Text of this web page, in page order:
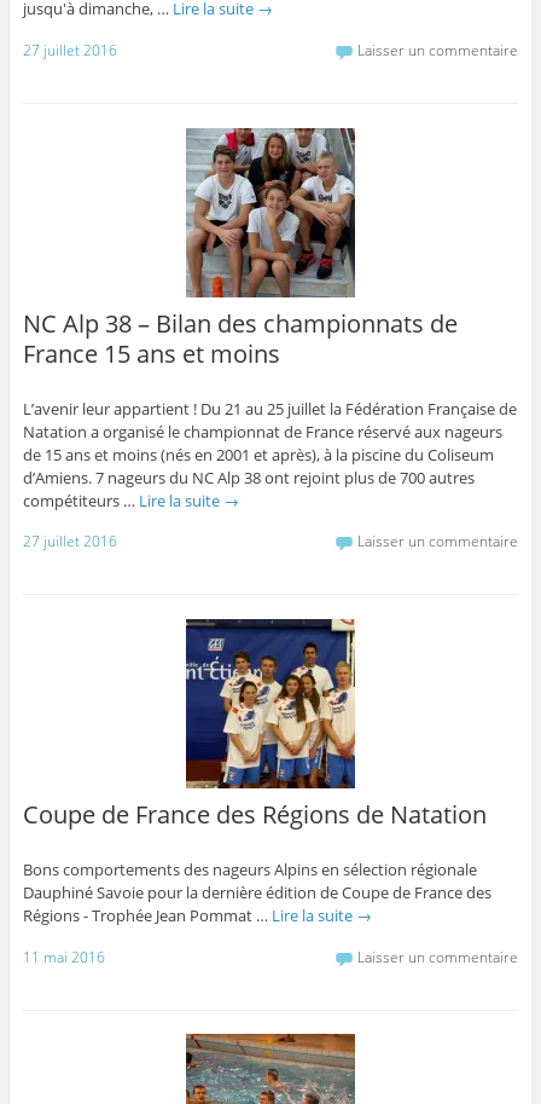
jusqu'à dimanche, … Lire la suite →
27 juillet 2016 Laisser un commentaire
NC Alp 38 – Bilan des championnats de
France 15 ans et moins
L’avenir leur appartient ! Du 21 au 25 juillet la Fédération Française de
Natation a organisé le championnat de France réservé aux nageurs
de 15 ans et moins (nés en 2001 et après), à la piscine du Coliseum
d’Amiens. 7 nageurs du NC Alp 38 ont rejoint plus de 700 autres
compétiteurs … Lire la suite →
27 juillet 2016 Laisser un commentaire
Coupe de France des Régions de Natation
Bons comportements des nageurs Alpins en sélection régionale
Dauphiné Savoie pour la dernière édition de Coupe de France des
Régions - Trophée Jean Pommat … Lire la suite →
11 mai 2016 Laisser un commentaire